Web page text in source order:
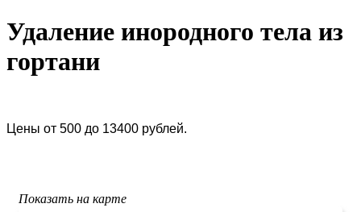
Удаление инородного тела из
гортани
Цены от 500 до 13400 рублей.
Показать на карте